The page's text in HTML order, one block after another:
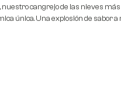
cangrejo de las nieves
única. Una explosión de sabor